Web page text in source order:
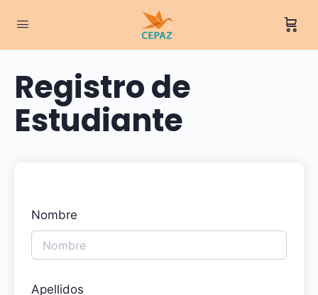
Registro de
Estudiante
Nombre
Apellidos